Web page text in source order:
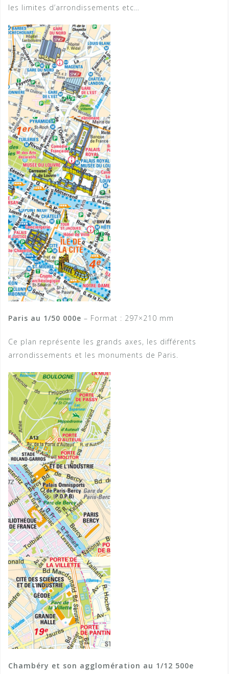
les limites d’arrondissements etc…
Paris au 1/50 000e – Format : 297×210 mm
Ce plan représente les grands axes, les différents
arrondissements et les monuments de Paris.
Chambéry et son agglomération au 1/12 500e